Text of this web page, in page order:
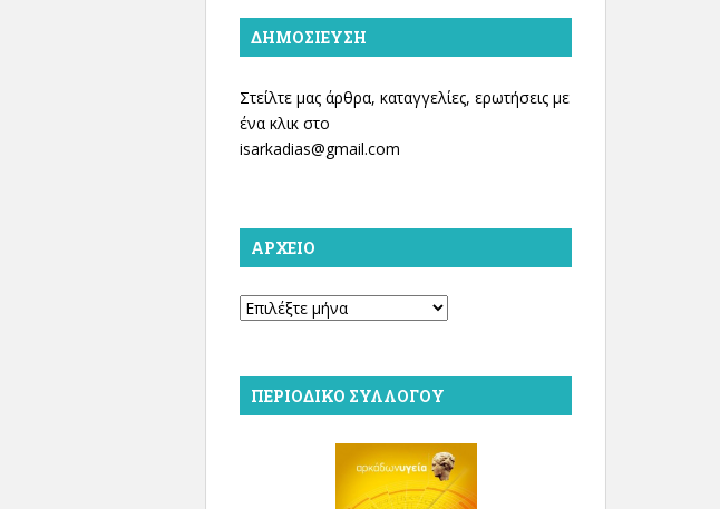
ΔΗΜΟΣΊΕΥΣΗ
Στείλτε μας άρθρα, καταγγελίες, ερωτήσεις με
ένα κλικ στο
isarkadias@gmail.com
ΑΡΧΕΊΟ
Αρχείο
ΠΕΡΙΟΔΙΚΌ ΣΥΛΛΌΓΟΥ